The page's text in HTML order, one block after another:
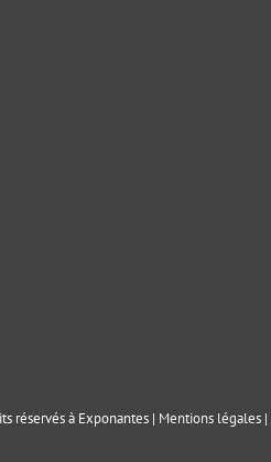
réservés à Exponantes | Mentions légales |